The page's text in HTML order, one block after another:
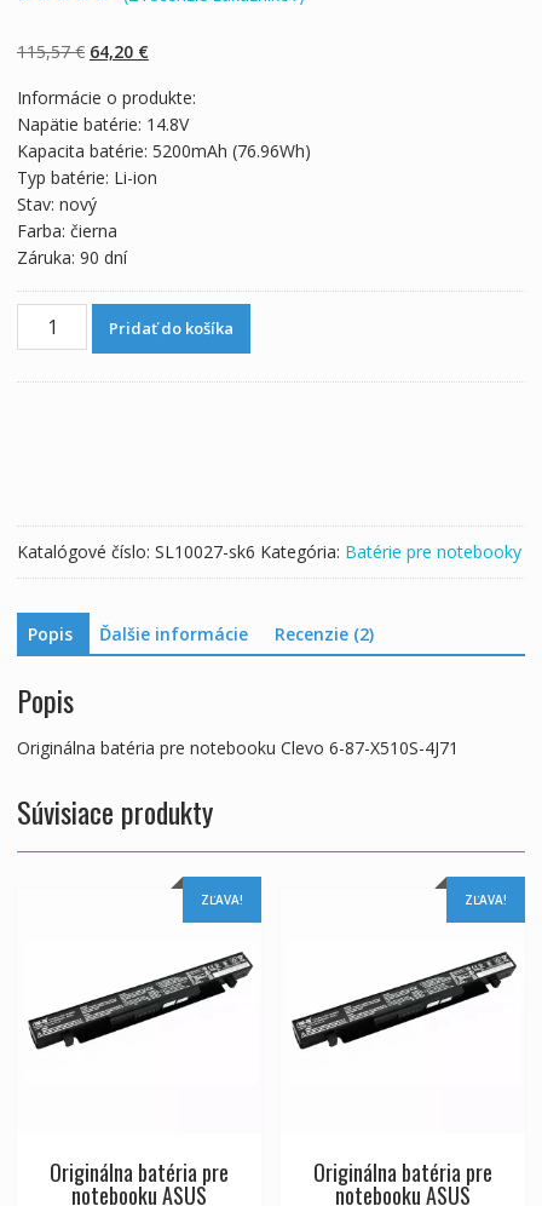
zákazníckych
recenzií
115,57€ Pôvodná
bola:
115,57 €.
64,20 €Aktuálna
je:
64,20 €.
Informácie o produkte:
Napätie batérie: 14.8V
Kapacita batérie: 5200mAh (76.96Wh)
Typ batérie: Li-ion
Stav: nový
Farba: čierna
Záruka: 90 dní
množstvo
X510S-
4J71
Pridať do košíka
Katalógové číslo: SL10027-sk6 Kategória: Batérie pre notebooky
Popis Ďalšie informácie Recenzie (2)
Popis
Originálna batéria pre notebooku Clevo 6-87-X510S-4J71
Súvisiace produkty
ZĽAVA!
Originálna batéria pre
notebooku ASUS
ZĽAVA!
Originálna batéria pre
notebooku ASUS